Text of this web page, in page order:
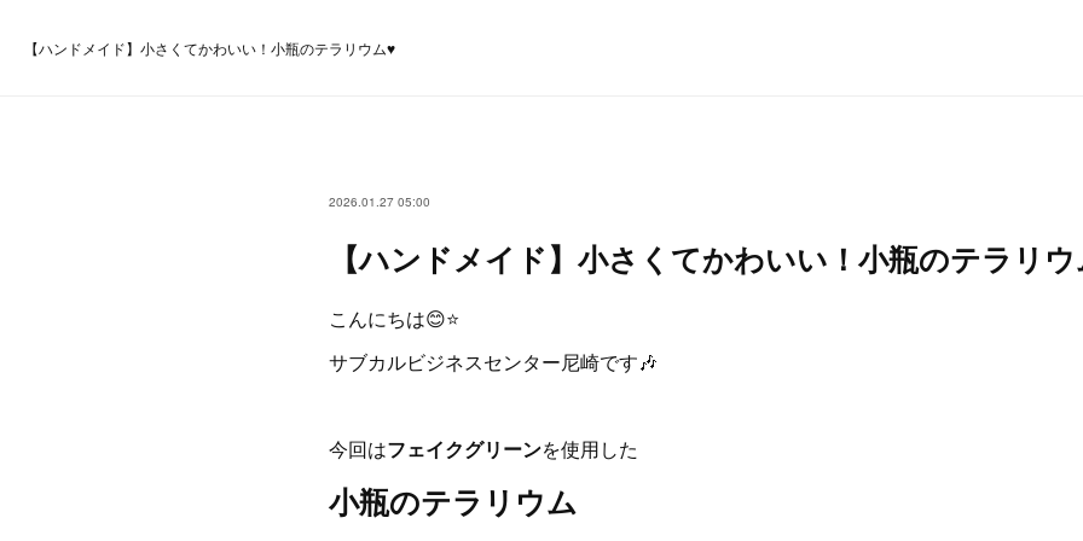
【ハンドメイド】小さくてかわいい！小瓶のテラリウム♥️
2026.01.27 05:00
【ハンドメイド】小さくてかわいい！小瓶のテラリ
こんにちは😊⭐
サブカルビジネスセンター尼崎です🎶
今回はフェイクグリーンを使用した
小瓶のテラリウム